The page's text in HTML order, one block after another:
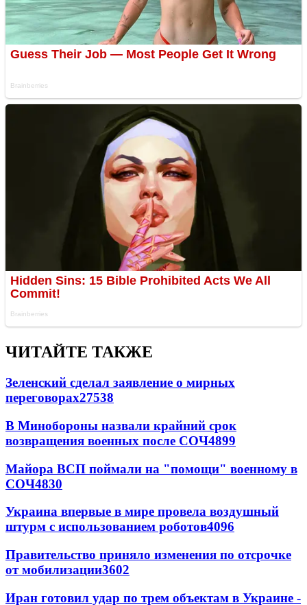
ЧИТАЙТЕ ТАКЖЕ
Зеленский сделал заявление о мирных
переговорах27538
В Минобороны назвали крайний срок
возвращения военных после СОЧ4899
Майора ВСП поймали на "помощи" военному в
СОЧ4830
Украина впервые в мире провела воздушный
штурм с использованием роботов4096
Правительство приняло изменения по отсрочке
от мобилизации3602
Иран готовил удар по трем объектам в Украине -